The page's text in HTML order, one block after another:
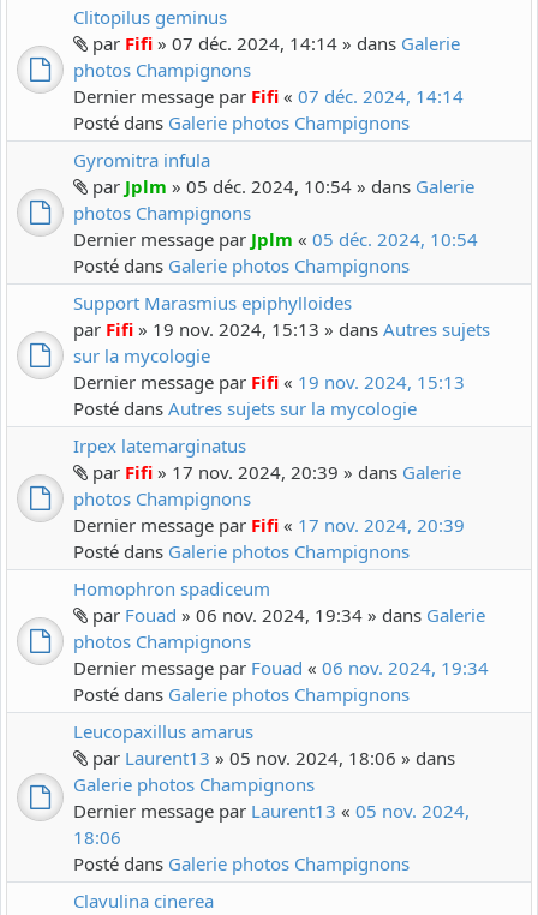
Clitopilus geminus
par Fifi » 07 déc. 2024, 14:14 » dans Galerie
photos Champignons
Dernier message par Fifi « 07 déc. 2024, 14:14
Posté dans Galerie photos Champignons
Gyromitra infula
par Jplm » 05 déc. 2024, 10:54 » dans Galerie
photos Champignons
Dernier message par Jplm « 05 déc. 2024, 10:54
Posté dans Galerie photos Champignons
Support Marasmius epiphylloides
par Fifi » 19 nov. 2024, 15:13 » dans Autres sujets
sur la mycologie
Dernier message par Fifi « 19 nov. 2024, 15:13
Posté dans Autres sujets sur la mycologie
Irpex latemarginatus
par Fifi » 17 nov. 2024, 20:39 » dans Galerie
photos Champignons
Dernier message par Fifi « 17 nov. 2024, 20:39
Posté dans Galerie photos Champignons
Homophron spadiceum
par Fouad » 06 nov. 2024, 19:34 » dans Galerie
photos Champignons
Dernier message par Fouad « 06 nov. 2024, 19:34
Posté dans Galerie photos Champignons
Leucopaxillus amarus
par Laurent13 » 05 nov. 2024, 18:06 » dans
Galerie photos Champignons
Dernier message par Laurent13 « 05 nov. 2024,
18:06
Posté dans Galerie photos Champignons
Clavulina cinerea